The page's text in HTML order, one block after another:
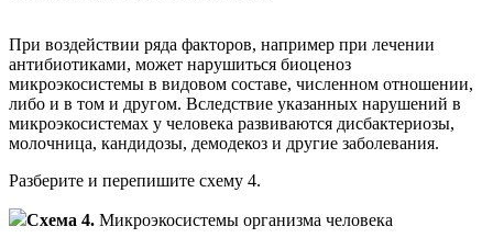
При воздействии ряда факторов, например при лечении
антибиотиками, может нарушиться биоценоз
микроэкосистемы в видовом составе, численном отношении,
либо и в том и другом. Вследствие указанных нарушений в
микроэкосистемах у человека развиваются дисбактериозы,
молочница, кандидозы, демодекоз и другие заболевания.
Разберите и перепишите схему 4.
Схема 4. Микроэкосистемы организма человека